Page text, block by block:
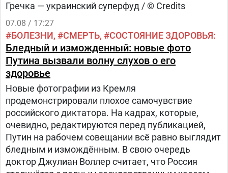
Гречка — украинский суперфуд / © Credits
07.08 / 17:27
БОЛЕЗНИ СМЕРТЬ СОСТОЯНИЕ ЗДОРОВЬЯ
Бледный и изможденный: новые фото
Путина вызвали волну слухов о его
здоровье
Новые фотографии из Кремля
продемонстрировали плохое самочувствие
российского диктатора. На кадрах, которые,
очевидно, редактируются перед публикацией,
Путин на рабочем совещании всё равно выглядит
бледным и измождённым. В свою очередь
доктор Джулиан Воллер считает, что Россия